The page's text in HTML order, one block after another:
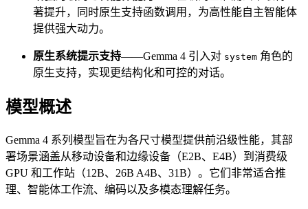
著提升，同时原生支持函数调用，为高性能自主智能体
提供强大动力。
原生系统提示支持——Gemma 4 引入对 system 角色的
原生支持，实现更结构化和可控的对话。
模型概述
Gemma 4 系列模型旨在为各尺寸模型提供前沿级性能，其部
署场景涵盖从移动设备和边缘设备（E2B、E4B）到消费级
GPU 和工作站（12B、26B A4B、31B）。它们非常适合推
理、智能体工作流、编码以及多模态理解任务。